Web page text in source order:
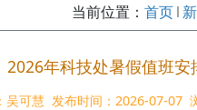
当前位置： 首页
2026年科技处暑假值班安
吴可慧 发布时间：2026-07-07